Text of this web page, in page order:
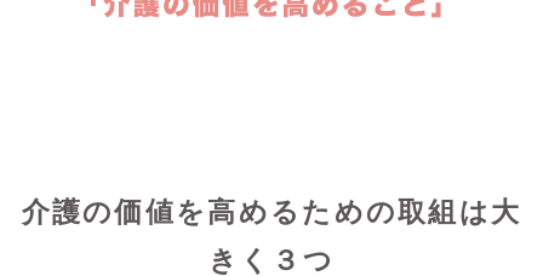
介護の価値を高めるための取組は大
きく３つ